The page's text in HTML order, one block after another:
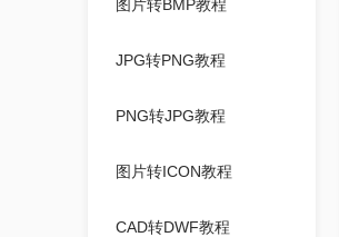
图片转BMP教程
JPG转PNG教程
PNG转JPG教程
图片转ICON教程
CAD转DWF教程